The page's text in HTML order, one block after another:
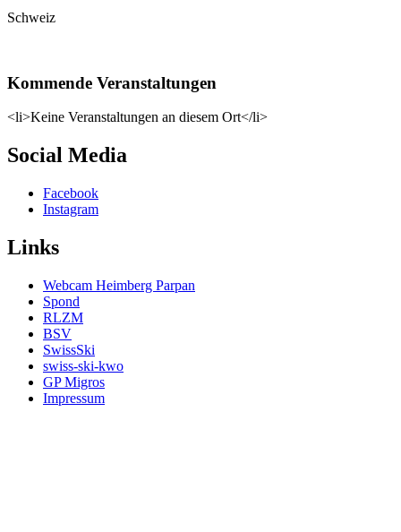
Schweiz
Kommende Veranstaltungen
<li>Keine Veranstaltungen an diesem Ort</li>
Social Media
Facebook
Instagram
Links
Webcam Heimberg Parpan
Spond
RLZM
BSV
SwissSki
swiss-ski-kwo
GP Migros
Impressum